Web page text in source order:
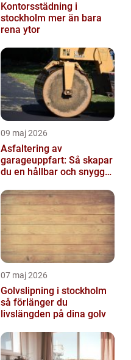
Kontorsstädning i
stockholm mer än bara
rena ytor
09 maj 2026
Asfaltering av
garageuppfart: Så skapar
du en hållbar och snygg
07 maj 2026
Golvslipning i stockholm
så förlänger du
livslängden på dina golv